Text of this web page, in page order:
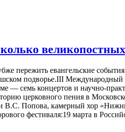
пережить евангельские
подворье.III Международный
— семь концертов и научно-
церковного пения в
В.С. Попова, камерный хор
фестиваля:19 марта в